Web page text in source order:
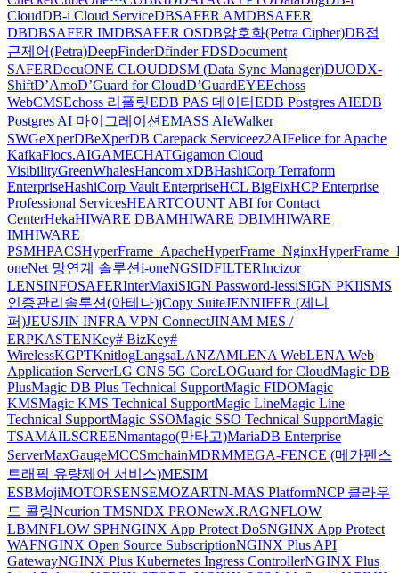
CloudDB-i Cloud ServiceDBSAFER AMDBSAFER
DBDBSAFER IMDBSAFER OSDB암호화(Petra Cipher)DB접
근제어(Petra)DeepFinderDfinder FDSDocument
SAFERDocuONE CLOUDDSM (Data Sync Manager)DUODX-
ShiftD’AmoD’Guard for CloudD’GuardEYEEchoss
WebCMSEchoss 리플릿EDB PAS 데이터EDB Postgres AIEDB
Postgres AI 마이그레이션EMASS AIeWalker
SWGeXperDBeXperDB Carepack Serviceez2AIFelice for Apache
KafkaFlocs.AIGAMECHATGigamon Cloud
VisibilityGreenWhalesHancom xDBHashiCorp Terraform
EnterpriseHashiCorp Vault EnterpriseHCL BigFixHCP Enterprise
Professional ServicesHEARTCOUNT ABI for Contact
CenterHekaHIWARE DBAMHIWARE DBIMHIWARE
IMHIWARE
PSMHPACSHyperFrame_ApacheHyperFrame_Nginx
oneNet 망연계 솔루션i-oneNGSIDFILTERIncizor
LENSINFOSAFERInterMaxiSIGN Password-lessiSIGN PKIISMS
인증관리솔루션(아테나)jCopy SuiteJENNIFER (제니
퍼)JEUSJIN INFRA VPN ConnectJINAM MES /
ERPKASTENKey# BizKey#
WirelessKGPTKnitlogLangsaLANZAMLENA WebLENA Web
Application ServerLG CNS 5G CoreLOGuard for CloudMagic DB
PlusMagic DB Plus Technical SupportMagic FIDOMagic
KMSMagic KMS Technical SupportMagic LineMagic Line
Technical SupportMagic SSOMagic SSO Technical SupportMagic
TSAMAILSCREENmantago(만타고)MariaDB Enterprise
ServerMaxGaugeMCCSmchainMDRMMEGA-FENCE (메가펜스
트래픽 유량제어 서비스)MESIM
ESBMojiMOTORSENSEMOZARTN-MAS PlatformNCP 클라우
드 콜링Ncurion TMSNDX PRONewX.RAGNFLOW
LBMNFLOW SPHNGINX App Protect DoSNGINX App Protect
WAFNGINX Open Source SubscriptionNGINX Plus API
GatewayNGINX Plus Kubernetes Ingress ControllerNGINX Plus